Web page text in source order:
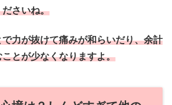
さいね。
力が抜けて痛みが和らいだり、余計
とが少なくなりますよ。